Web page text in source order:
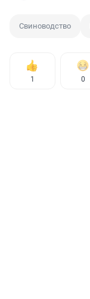
Свиноводство
1 0